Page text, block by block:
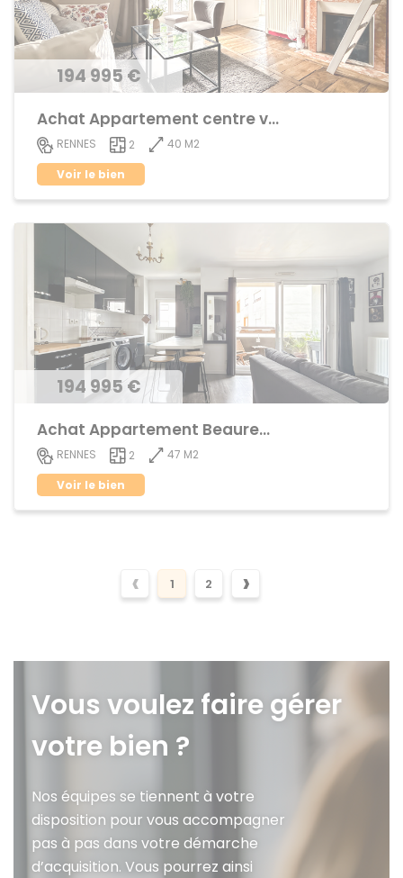
194 995 €
Achat Appartement centre ville
RENNES 2
40 M2
Voir le bien
194 995 €
Achat Appartement Beauregard
RENNES 2
47 M2
Voir le bien
‹ 1 2 ›
Vous voulez faire gérer
votre bien ?
Nos équipes se tiennent à votre
disposition pour vous accompagner
pas à pas dans votre démarche
d’acquisition. Vous pourrez ainsi